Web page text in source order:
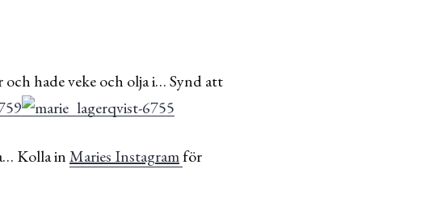
hade veke och olja i… Synd att
Kolla inMaries Instagramför